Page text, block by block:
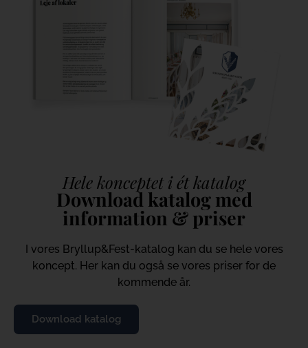
Hele konceptet i ét katalog
Download katalog med
information & priser
I vores Bryllup&Fest-katalog kan du se hele vores
koncept. Her kan du også se vores priser for de
kommende år.
Download katalog